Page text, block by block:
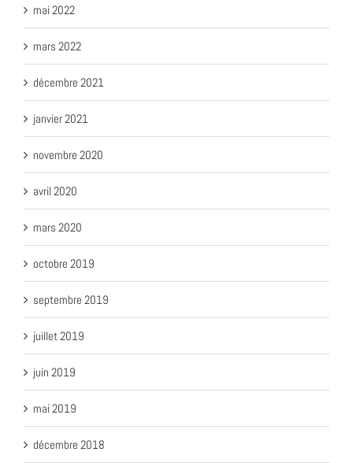
mai 2022
mars 2022
décembre 2021
janvier 2021
novembre 2020
avril 2020
mars 2020
octobre 2019
septembre 2019
juillet 2019
juin 2019
mai 2019
décembre 2018